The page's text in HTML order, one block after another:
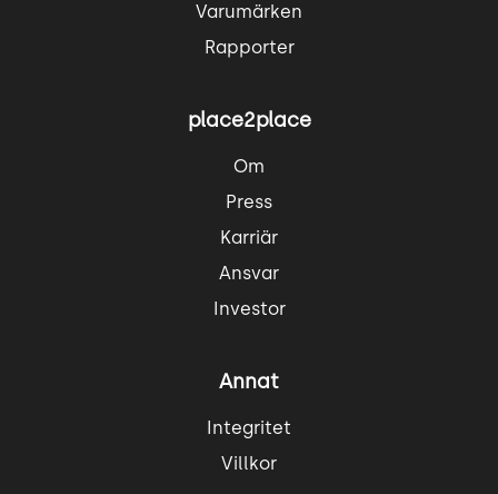
Varumärken
Rapporter
place2place
Om
Press
Karriär
Ansvar
Investor
Annat
Integritet
Villkor